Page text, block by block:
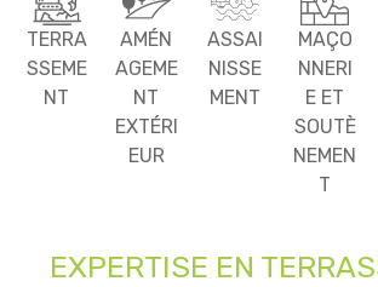
TERRA
SSEME
NT
AMÉN
AGEME
NT
EXTÉRI
EUR
ASSAI
NISSE
MENT
MAÇO
NNERI
E ET
SOUTÈ
NEMEN
T
EXPERTISE EN